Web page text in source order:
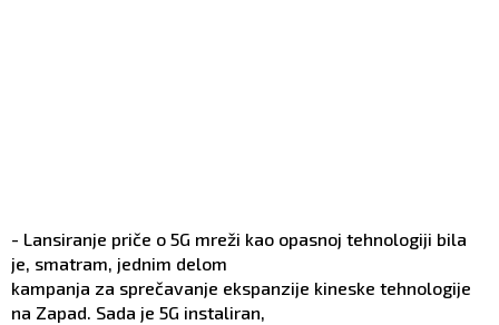
- Lansiranje priče o 5G mreži kao opasnoj tehnologiji bila
je, smatram, jednim delom
kampanja za sprečavanje ekspanzije kineske tehnologije
na Zapad. Sada je 5G instaliran,